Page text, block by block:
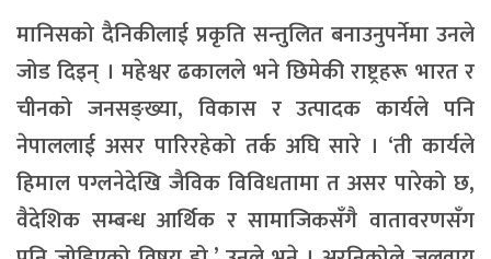
मानिसको दैनिकीलाई प्रकृति सन्तुलित बनाउनुपर्नेमा उनले
जोड दिइन् । महेश्वर ढकालले भने छिमेकी राष्ट्रहरू भारत र
चीनको जनसङ्ख्या, विकास र उत्पादक कार्यले पनि
नेपाललाई असर पारिरहेको तर्क अघि सारे । ‘ती कार्यले
हिमाल पग्लनेदेखि जैविक विविधतामा त असर पारेको छ,
वैदेशिक सम्बन्ध आर्थिक र सामाजिकसँगै वातावरणसँग